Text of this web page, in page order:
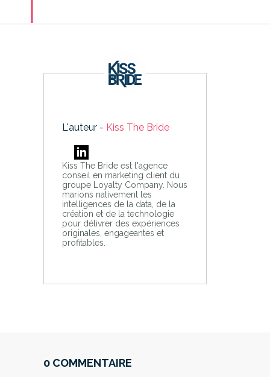
L'auteur - Kiss The Bride
Kiss The Bride est l'agence
conseil en marketing client du
groupe Loyalty Company. Nous
marions nativement les
intelligences de la data, de la
création et de la technologie
pour délivrer des expériences
originales, engageantes et
profitables.
0 COMMENTAIRE